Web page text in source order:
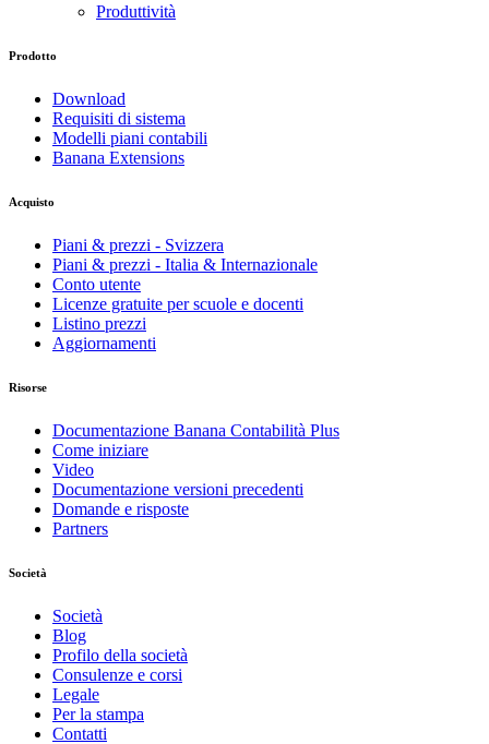
Produttività
Prodotto
Download
Requisiti di sistema
Modelli piani contabili
Banana Extensions
Acquisto
Piani & prezzi - Svizzera
Piani & prezzi - Italia & Internazionale
Conto utente
Licenze gratuite per scuole e docenti
Listino prezzi
Aggiornamenti
Risorse
Documentazione Banana Contabilità Plus
Come iniziare
Video
Documentazione versioni precedenti
Domande e risposte
Partners
Società
Società
Blog
Profilo della società
Consulenze e corsi
Legale
Per la stampa
Contatti